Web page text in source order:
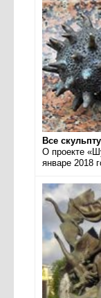
Все
О проекте
январе 2018